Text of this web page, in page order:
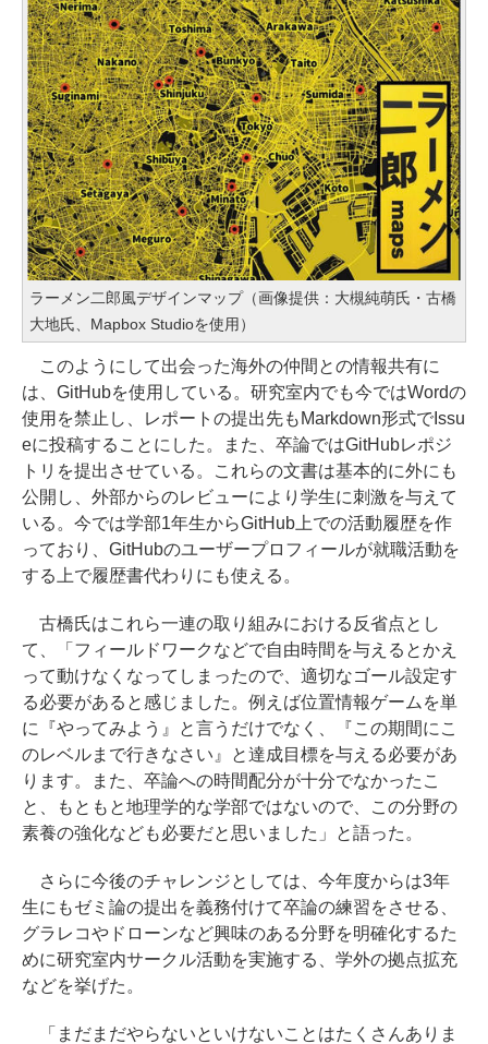
ラーメン二郎風デザインマップ（画像提供：大槻純萌氏・古橋
大地氏、Mapbox Studioを使用）
このようにして出会った海外の仲間との情報共有に
は、GitHubを使用している。研究室内でも今ではWordの
使用を禁止し、レポートの提出先もMarkdown形式でIssu
eに投稿することにした。また、卒論ではGitHubレポジ
トリを提出させている。これらの文書は基本的に外にも
公開し、外部からのレビューにより学生に刺激を与えて
いる。今では学部1年生からGitHub上での活動履歴を作
っており、GitHubのユーザープロフィールが就職活動を
する上で履歴書代わりにも使える。
古橋氏はこれら一連の取り組みにおける反省点とし
て、「フィールドワークなどで自由時間を与えるとかえ
って動けなくなってしまったので、適切なゴール設定す
る必要があると感じました。例えば位置情報ゲームを単
に『やってみよう』と言うだけでなく、『この期間にこ
のレベルまで行きなさい』と達成目標を与える必要があ
ります。また、卒論への時間配分が十分でなかったこ
と、もともと地理学的な学部ではないので、この分野の
素養の強化なども必要だと思いました」と語った。
さらに今後のチャレンジとしては、今年度からは3年
生にもゼミ論の提出を義務付けて卒論の練習をさせる、
グラレコやドローンなど興味のある分野を明確化するた
めに研究室内サークル活動を実施する、学外の拠点拡充
などを挙げた。
「まだまだやらないといけないことはたくさんありま